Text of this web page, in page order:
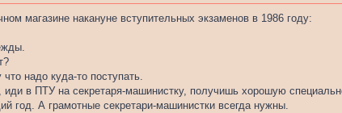
магазине накануне вступительных экзаменов в 1986 году:
надо куда-то поступать.
в ПТУ на секретаря-машинистку, получишь хорошую
год. А грамотные секретари-машинистки всегда нужны.